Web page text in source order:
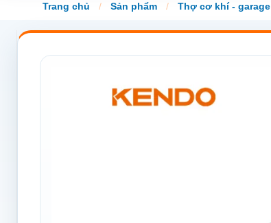
Trang chủ / Sản phẩm / Thợ cơ khí - garage